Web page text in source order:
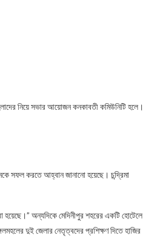
নিয়ে সভার আয়োজন কনকাবতী কমিউনিটি হলে।
সফল করতে আহ্বান জানানো হয়েছে। চন্দ্রিমা
অন্যদিকে মেদিনীপুর শহরের একটি হোটেলে
দুই জেলার নেতৃত্বদের প্রশিক্ষণ দিতে হাজির